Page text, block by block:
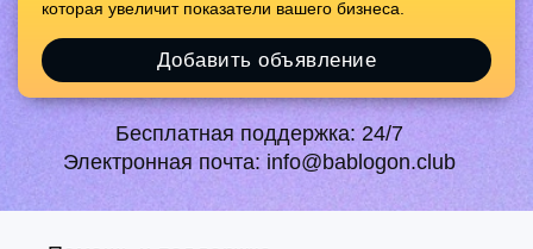
которая увеличит показатели вашего бизнеса.
Добавить объявление
Бесплатная поддержка: 24/7
Электронная почта: info@bablogon.club